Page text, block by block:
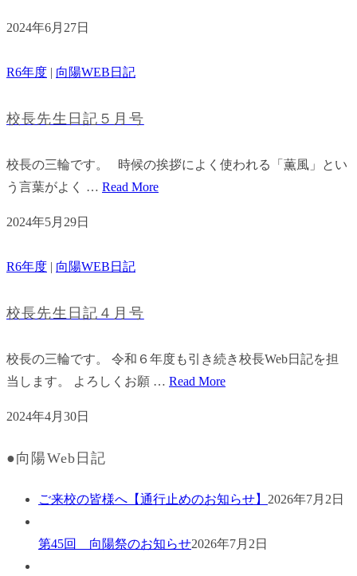
2024年6月27日
R6年度 | 向陽WEB日記
校長先生日記５月号
校長の三輪です。 時候の挨拶によく使われる「薫風」とい
う言葉がよく … Read More
2024年5月29日
R6年度 | 向陽WEB日記
校長先生日記４月号
校長の三輪です。 令和６年度も引き続き校長Web日記を担
当します。 よろしくお願 … Read More
2024年4月30日
●向陽Web日記
ご来校の皆様へ【通行止めのお知らせ】 2026年7月2日
第45回 向陽祭のお知らせ2026年7月2日